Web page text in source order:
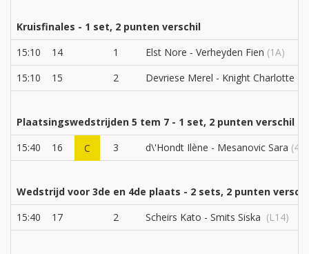
Kruisfinales - 1 set, 2 punten verschil
15:10
14 1 Elst Nore - Verheyden Fien (1A)
15:10
15 2 Devriese Merel - Knight Charlotte
Plaatsingswedstrijden 5 tem 7 - 1 set, 2 punten verschil
15:40
16 C 3 d\'Hondt Ilène - Mesanovic Sara (4B)
Wedstrijd voor 3de en 4de plaats - 2 sets, 2 punten
15:40
17 2 Scheirs Kato - Smits Siska (L14)